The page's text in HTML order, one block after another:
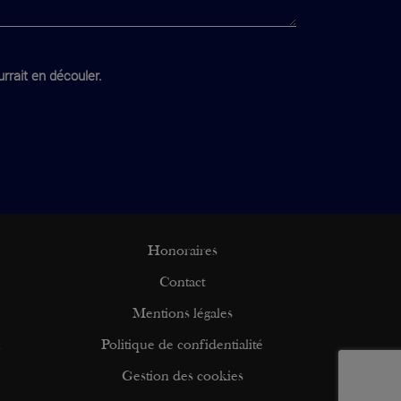
en découler.
Honoraires
Contact
Mentions légales
Politique de confidentialité
Gestion des cookies